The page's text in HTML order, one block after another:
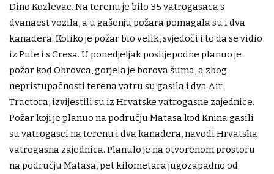
Dino Kozlevac. Na terenu je bilo 35 vatrogasaca s
dvanaest vozila, a u gašenju požara pomagala su i dva
kanadera. Koliko je požar bio velik, svjedoči i to da se vidio
iz Pule i s Cresa. U ponedjeljak poslijepodne planuo je
požar kod Obrovca, gorjela je borova šuma, a zbog
nepristupačnosti terena vatru su gasila i dva Air
Tractora, izvijestili su iz Hrvatske vatrogasne zajednice.
Požar koji je planuo na području Matasa kod Knina gasili
su vatrogasci na terenu i dva kanadera, navodi Hrvatska
vatrogasna zajednica. Planulo je na otvorenom prostoru
na području Matasa, pet kilometara jugozapadno od